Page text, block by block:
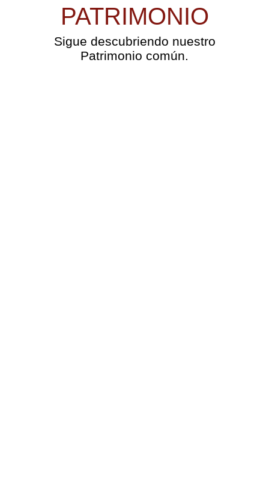
PATRIMONIO
Sigue descubriendo nuestro
Patrimonio común.